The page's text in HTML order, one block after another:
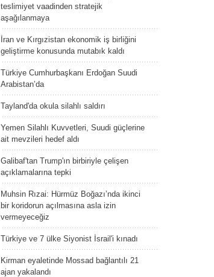
teslimiyet vaadinden stratejik
aşağılanmaya
İran ve Kırgızistan ekonomik iş birliğini
geliştirme konusunda mutabık kaldı
Türkiye Cumhurbaşkanı Erdoğan Suudi
Arabistan’da
Tayland'da okula silahlı saldırı
Yemen Silahlı Kuvvetleri, Suudi güçlerine
ait mevzileri hedef aldı
Galibaf'tan Trump'ın birbiriyle çelişen
açıklamalarına tepki
Muhsin Rızai: Hürmüz Boğazı’nda ikinci
bir koridorun açılmasına asla izin
vermeyeceğiz
Türkiye ve 7 ülke Siyonist İsrail'i kınadı
Kirman eyaletinde Mossad bağlantılı 21
ajan yakalandı